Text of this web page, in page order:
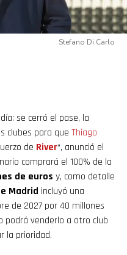
Stefano Di Carlo
se cerró el pase, la
clubes para que Thiago
de River“, anunció el
comprará el 100% de la
de euros y, como detalle
Madrid incluyó una
de 2027 por 40 millones
podrá venderlo a otro club
la prioridad.